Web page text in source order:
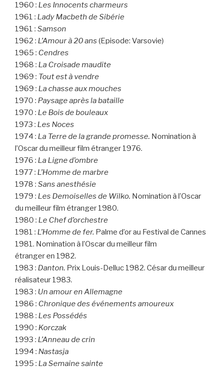
1960 : Les Innocents charmeurs
1961 : Lady Macbeth de Sibérie
1961 : Samson
1962 : L’Amour à 20 ans (Episode: Varsovie)
1965 : Cendres
1968 : La Croisade maudite
1969 : Tout est à vendre
1969 : La chasse aux mouches
1970 : Paysage après la bataille
1970 : Le Bois de bouleaux
1973 : Les Noces
1974 : La Terre de la grande promesse. Nomination à
l’Oscar du meilleur film étranger 1976.
1976 : La Ligne d’ombre
1977 : L’Homme de marbre
1978 : Sans anesthésie
1979 : Les Demoiselles de Wilko. Nomination à l’Oscar
du meilleur film étranger 1980.
1980 : Le Chef d’orchestre
1981 : L’Homme de fer. Palme d’or au Festival de Cannes
1981. Nomination à l’Oscar du meilleur film
étranger en 1982.
1983 : Danton. Prix Louis-Delluc 1982. César du meilleur
réalisateur 1983.
1983 : Un amour en Allemagne
1986 : Chronique des événements amoureux
1988 : Les Possédés
1990 : Korczak
1993 : L’Anneau de crin
1994 : Nastasja
1995 : La Semaine sainte